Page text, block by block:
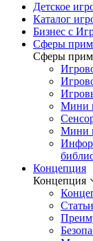
Детское
Каталог
Бизнес с
Сферы
Сферы
Мини
Мини
Концепция
Концепция
Статьи